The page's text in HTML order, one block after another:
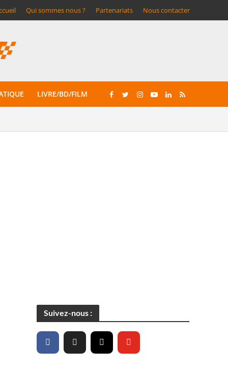
Qui sommes nous ? Partenariats Nous contacter
LIVRE/BD/FILM
Suivez-nous :